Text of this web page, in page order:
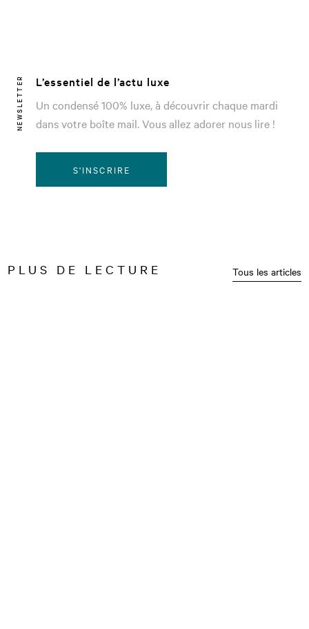
NEWSLETTER
L’essentiel de l’actu luxe
Un condensé 100% luxe, à découvrir chaque mardi
dans votre boîte mail. Vous allez adorer nous lire !
S'INSCRIRE
PLUS DE LECTURE Tous les articles